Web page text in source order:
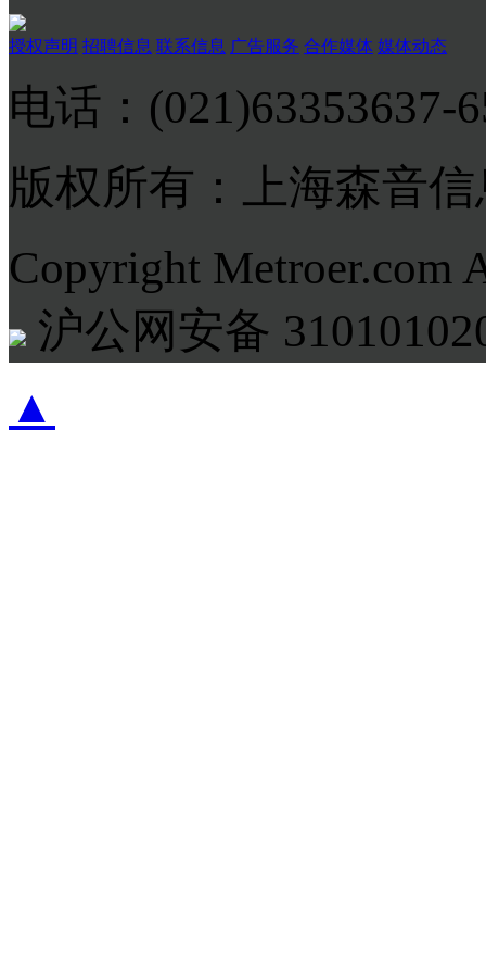
授权声明 招聘信息 联系信息 广告服务 合作媒体 媒体动态
电话：(021)63353637-
版权所有：上海森音
Copyright Metroer.com
沪公网安备
▲